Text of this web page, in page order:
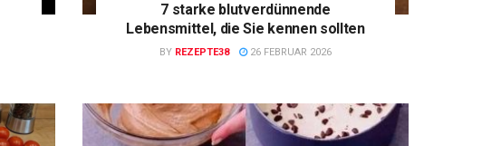
7 starke blutverdünnende
Lebensmittel, die Sie kennen sollten
BY REZEPTE38 26 FEBRUAR 2026